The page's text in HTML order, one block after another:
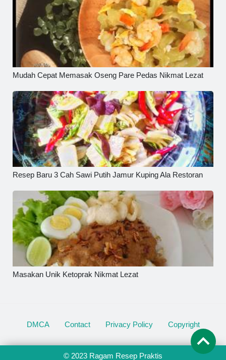
Mudah Cepat Memasak Oseng Pare Pedas Nikmat Lezat
Resep Baru 3 Cah Sawi Putih Jamur Kuping Ala Restoran
Masakan Unik Ketoprak Nikmat Lezat
DMCA Contact Privacy Policy Copyright
© 2023 Ragam Resep Praktis